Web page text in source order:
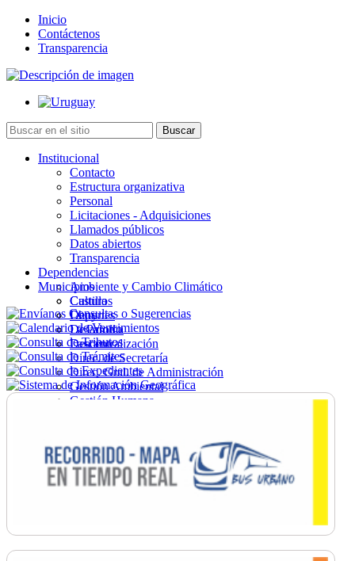
Inicio
Contáctenos
Transparencia
Institucional
Contacto
Estructura organizativa
Personal
Licitaciones - Adquisiciones
Llamados públicos
Datos abiertos
Transparencia
Dependencias
Ambiente y Cambio Climático
Cultura
Deportes
Desarrollo
Descentralización
Direc. de Secretaría
Direc. Gral. de Administración
Gestión Ambiental
Gestión Humana
Ordenamiento
Promoción Social
Salud
Secretaría General
Municipios
Castillos
Chuy
La Paloma
Lascano